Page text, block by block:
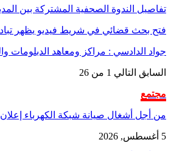
تفاصيل الندوة الصحفية المشتركة بين
فتح بحث قضائي في شريط فيديو يظهر
جواد الدادسي : مراكز ومعاهد الدبلومات
السابق التالي 1 من 26
مجتمع
من أجل أشغال صيانة شبكة الكهرباء
5 أغسطس, 2026